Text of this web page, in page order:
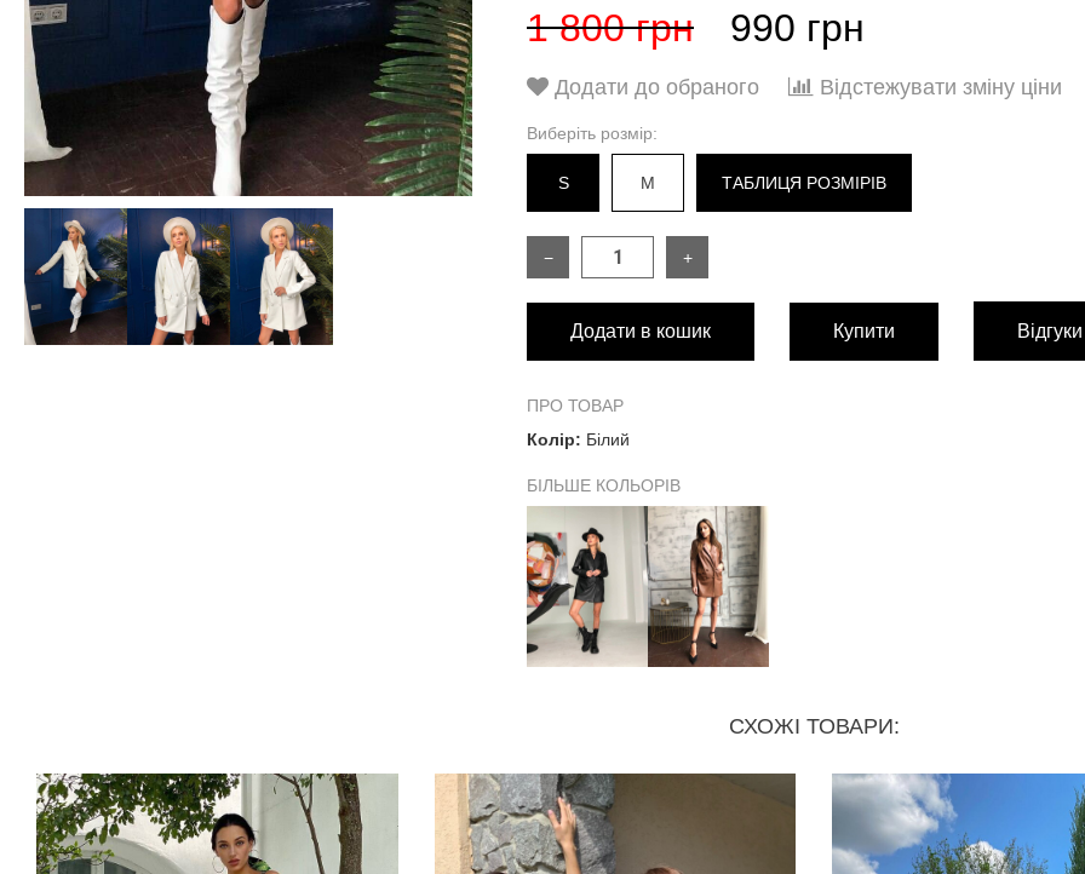
1 800 грн 990 грн
Додати до обраного Відстежувати зміну ціни
Виберіть розмір:
S M ТАБЛИЦЯ РОЗМІРІВ
Довжина виробу
Обхват талії
Заміри внизу виробу
− +
Додати в кошик Купити
ПРО ТОВАР
Колір: Білий
БІЛЬШЕ КОЛЬОРІВ
СХОЖІ ТОВАРИ: